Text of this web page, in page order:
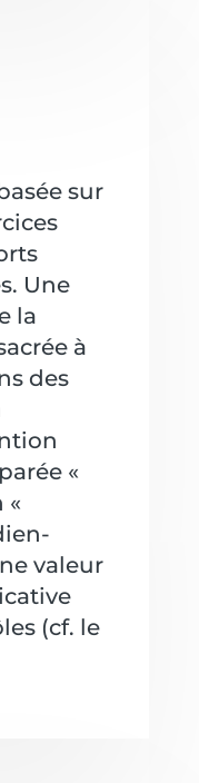
sur
Une
la
à
des
«
«
valeur
(cf. le